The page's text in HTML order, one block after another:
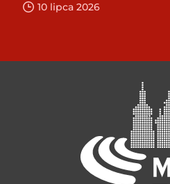
10 lipca 2026